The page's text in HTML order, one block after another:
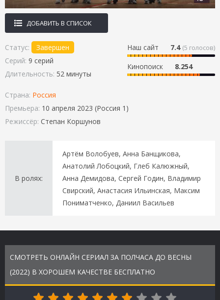
ДОБАВИТЬ В СПИСОК
Наш сайт 7.4 (5 голосов)
Кинопоиск 8.254
Статус:
Завершен
Серий: 9 серий
Длительность: 52 минуты
Страна: Россия
Премьера: 10 апреля 2023 (Россия 1)
Режиссёр: Степан Коршунов
В ролях:
Артём Волобуев, Анна Банщикова,
Анатолий Лобоцкий, Глеб Калюжный,
Анна Демидова, Сергей Годин, Владимир
Свирский, Анастасия Ильинская, Максим
Пониматченко, Даниил Васильев
СМОТРЕТЬ ОНЛАЙН СЕРИАЛ ЗА ПОЛЧАСА ДО ВЕСНЫ
(2022) В ХОРОШЕМ КАЧЕСТВЕ БЕСПЛАТНО